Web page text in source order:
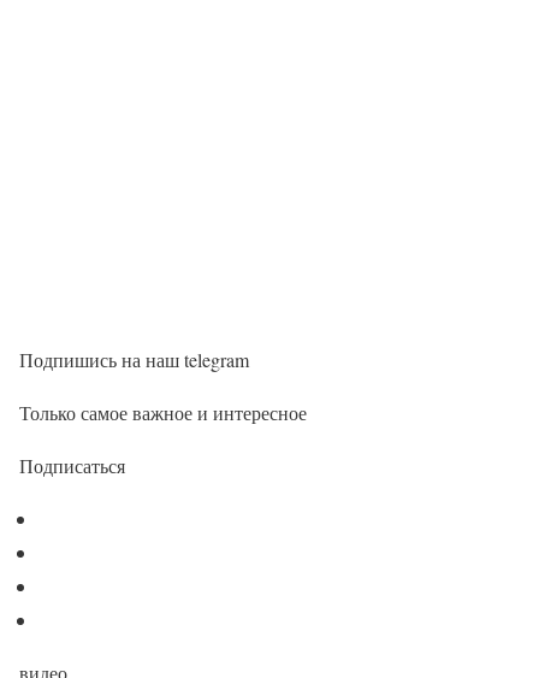
Подпишись на наш telegram
Только самое важное и интересное
Подписаться
видео